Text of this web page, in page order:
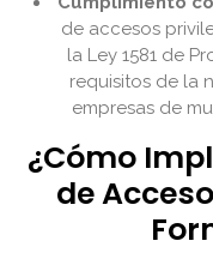
de accesos
la Ley 1581 de
requisitos de la
empresas de
¿Cómo
de